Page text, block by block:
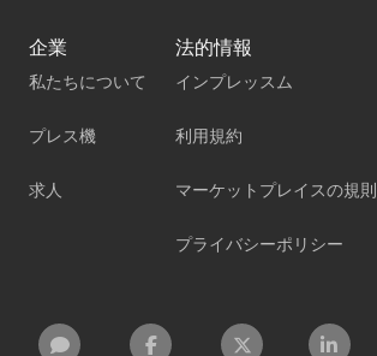
企業
私たちについて
プレス機
求人
法的情報
インプレッスム
利用規約
マーケットプレイスの規則
プライバシーポリシー